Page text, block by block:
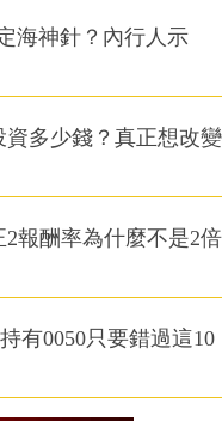
海神針？內行人示
資多少錢？真正想改變
2報酬率為什麼不是2倍
有0050只要錯過這10